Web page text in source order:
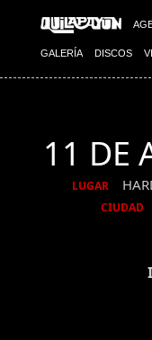
GALERÍA DISCOS
11 DE
LUGAR
CIUDAD